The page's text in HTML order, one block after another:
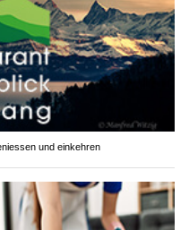
und einkehren